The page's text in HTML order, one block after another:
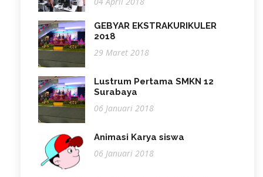
GEBYAR EKSTRAKURIKULER
2018
29 Maret 2018
Lustrum Pertama SMKN 12
Surabaya
06 Januari 2018
Animasi Karya siswa
06 Januari 2018